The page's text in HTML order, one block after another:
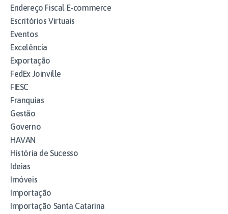
Endereço Fiscal E-commerce
Escritórios Virtuais
Eventos
Excelência
Exportação
FedEx Joinville
FIESC
Franquias
Gestão
Governo
HAVAN
História de Sucesso
Ideias
Imóveis
Importação
Importação Santa Catarina